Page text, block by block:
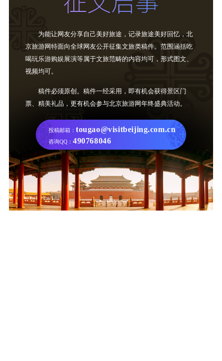
为能让网友分享自己美好旅途，记录旅途美好回忆，北
京旅游网特面向全球网友公开征集文旅类稿件。范围涵括吃
喝玩乐游购娱展演等属于文旅范畴的内容均可，形式图文、
视频均可。
稿件必须原创。稿件一经采用，即有机会获得景区门
票、精美礼品，更有机会参与北京旅游网年终盛典活动。
投稿邮箱： tougao@visitbeijing.com.cn
咨询QQ： 490768046